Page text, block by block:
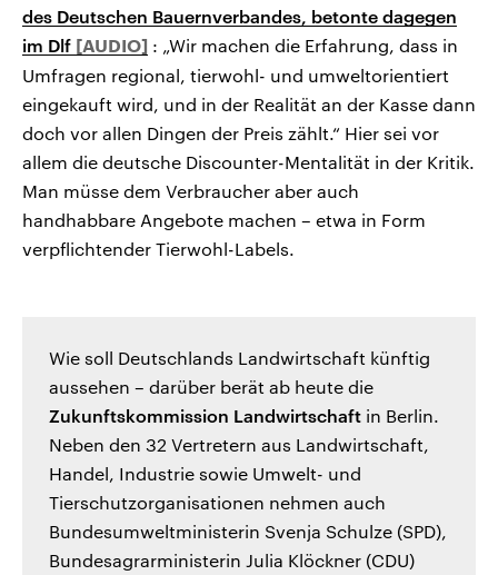
des Deutschen Bauernverbandes, betonte dagegen
im Dlf
: „Wir machen die Erfahrung, dass in
Umfragen regional, tierwohl- und umweltorientiert
eingekauft wird, und in der Realität an der Kasse dann
doch vor allen Dingen der Preis zählt.“ Hier sei vor
allem die deutsche Discounter-Mentalität in der Kritik.
Man müsse dem Verbraucher aber auch
handhabbare Angebote machen – etwa in Form
verpflichtender Tierwohl-Labels.
Wie soll Deutschlands Landwirtschaft künftig
aussehen – darüber berät ab heute die
Zukunftskommission Landwirtschaft in Berlin.
Neben den 32 Vertretern aus Landwirtschaft,
Handel, Industrie sowie Umwelt- und
Tierschutzorganisationen nehmen auch
Bundesumweltministerin Svenja Schulze (SPD),
Bundesagrarministerin Julia Klöckner (CDU)